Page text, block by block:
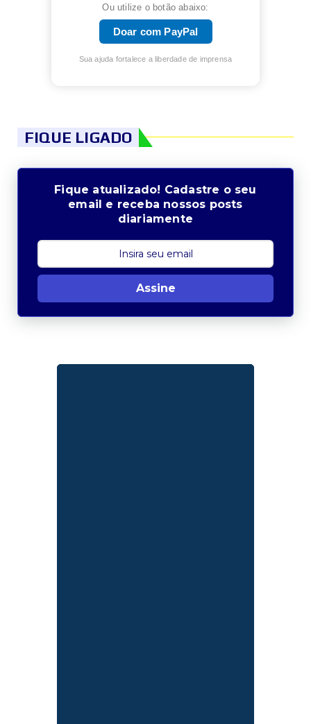
Ou utilize o botão abaixo:
Doar com PayPal
Sua ajuda fortalece a liberdade de imprensa
FIQUE LIGADO
Fique atualizado! Cadastre o seu
email e receba nossos posts
diariamente
Assine